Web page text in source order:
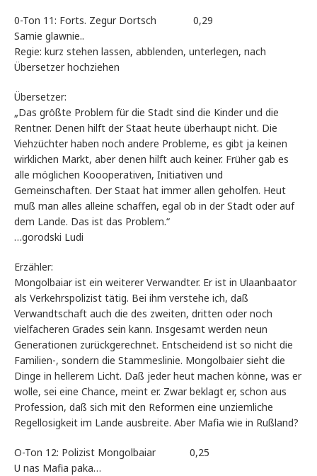
0-Ton 11: Forts. Zegur Dortsch 0,29
Samie glawnie..
Regie: kurz stehen lassen, abblenden, unterlegen, nach
Übersetzer hochziehen
Übersetzer:
„Das größte Problem für die Stadt sind die Kinder und die
Rentner. Denen hilft der Staat heute überhaupt nicht. Die
Viehzüchter haben noch andere Probleme, es gibt ja keinen
wirklichen Markt, aber denen hilft auch keiner. Früher gab es
alle möglichen Koooperativen, Initiativen und
Gemeinschaften. Der Staat hat immer allen geholfen. Heut
muß man alles alleine schaffen, egal ob in der Stadt oder auf
dem Lande. Das ist das Problem.“
…gorodski Ludi
Erzähler:
Mongolbaiar ist ein weiterer Verwandter. Er ist in Ulaanbaator
als Verkehrspolizist tätig. Bei ihm verstehe ich, daß
Verwandtschaft auch die des zweiten, dritten oder noch
vielfacheren Grades sein kann. Insgesamt werden neun
Generationen zurückgerechnet. Entscheidend ist so nicht die
Familien-, sondern die Stammeslinie. Mongolbaier sieht die
Dinge in hellerem Licht. Daß jeder heut machen könne, was er
wolle, sei eine Chance, meint er. Zwar beklagt er, schon aus
Profession, daß sich mit den Reformen eine unziemliche
Regellosigkeit im Lande ausbreite. Aber Mafia wie in Rußland?
O-Ton 12: Polizist Mongolbaiar 0,25
U nas Mafia paka…